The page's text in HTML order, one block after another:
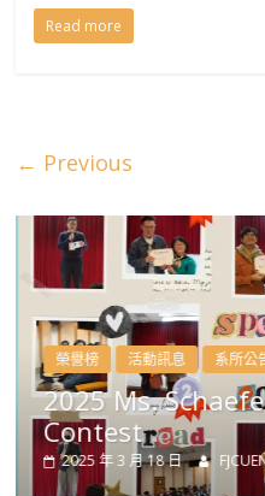
Read more
← Previous
榮譽榜 活動訊息 系所公
2025 Ms.
Contest
2025 年 3 月 18 日